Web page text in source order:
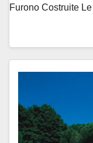
Furono Costruite